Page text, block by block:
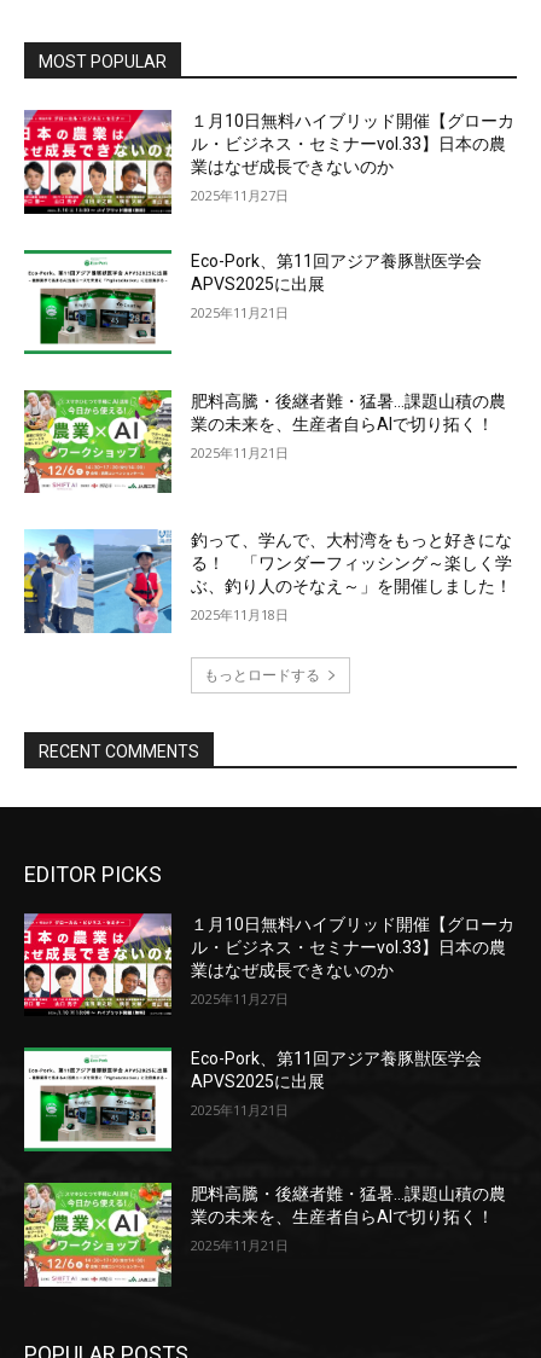
EDITOR PICKS
１月10日無料ハイブリッド開催【グローカ
ル・ビジネス・セミナーvol.33】日本の農
業はなぜ成長できないのか
2025年11月27日
Eco-Pork、第11回アジア養豚獣医学会
APVS2025に出展
2025年11月21日
肥料高騰・後継者難・猛暑…課題山積の農
業の未来を、生産者自らAIで切り拓く！
2025年11月21日